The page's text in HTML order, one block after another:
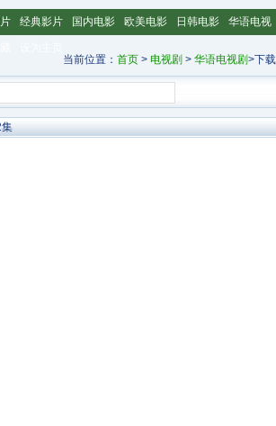
经典影片 国内电影 欧美电影 日韩电影 华语电视
当前位置： 首页 > 电视剧 > 华语电视剧>下